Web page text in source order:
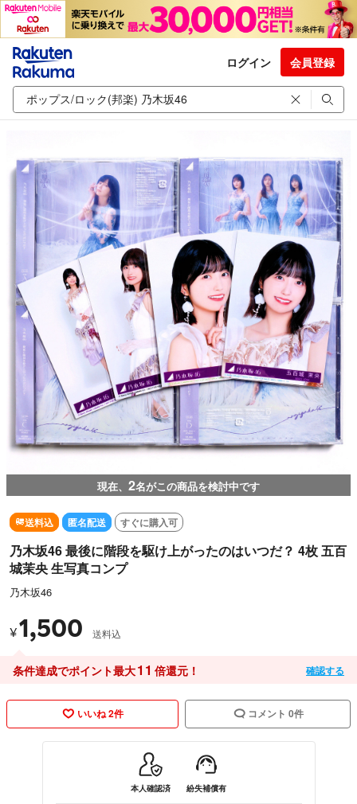
ログイン 会員登録
現在、 2名がこの商品を検討中です
送料込 匿名配送 すぐに購入可
乃木坂46 最後に階段を駆け上がったのはいつだ？ 4枚 五百
城茉央 生写真コンプ
乃木坂46
¥1,500 送料込
条件達成でポイント最大11 倍還元！ 確認する
いいね 2件 コメント 0件
本人確認済 紛失補償有